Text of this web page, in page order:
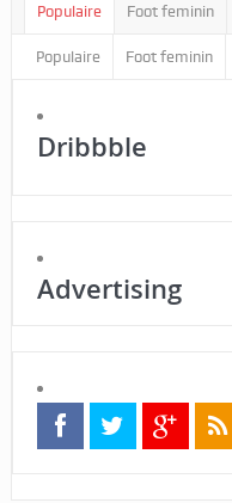
Populaire Foot feminin
Populaire Foot feminin
Dribbble
Advertising